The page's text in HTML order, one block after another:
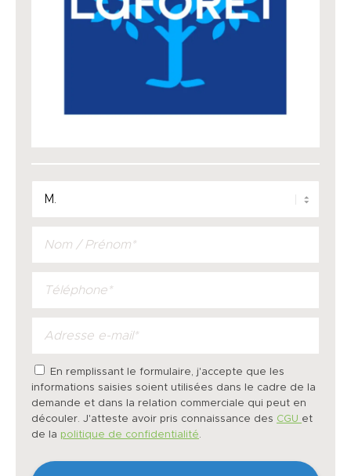
En remplissant le formulaire, j'accepte que les
informations saisies soient utilisées dans le cadre de la
demande et dans la relation commerciale qui peut en
découler. J'atteste avoir pris connaissance des CGU et
de la politique de confidentialité